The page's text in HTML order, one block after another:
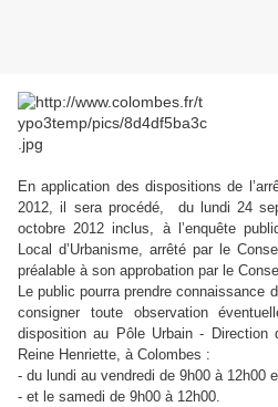
En application des dispositions de
2012, il sera procédé, du lundi 24
octobre 2012 inclus, à l’enquête
Local d’Urbanisme, arrêté par le
préalable à son approbation par le
Le public pourra prendre connaissance
consigner toute observation
disposition au Pôle Urbain -
Reine Henriette, à Colombes :
- du lundi au vendredi de 9h00 à 12h00
- et le samedi de 9h00 à 12h00.